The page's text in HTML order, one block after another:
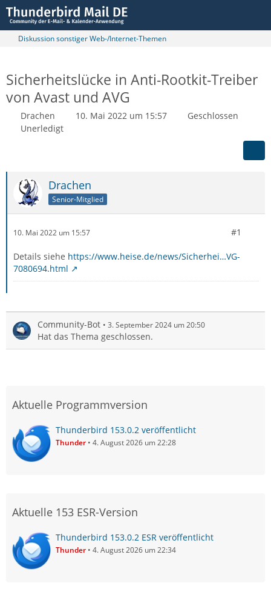
Diskussion sonstiger Web-/Internet-Themen
Sicherheitslücke in Anti-Rootkit-Treiber
von Avast und AVG
Drachen 10. Mai 2022 um 15:57
Geschlossen
Unerledigt
Drachen
Senior-Mitglied
10. Mai 2022 um 15:57 #1
Details siehe https://www.heise.de/news/Sicherhei…VG-
7080694.html
Community-Bot 3. September 2024 um 20:50
Hat das Thema geschlossen.
Aktuelle Programmversion
Thunderbird 153.0.2 veröffentlicht
Thunder 4. August 2026 um 22:28
Aktuelle 153 ESR-Version
Thunderbird 153.0.2 ESR veröffentlicht
Thunder 4. August 2026 um 22:34